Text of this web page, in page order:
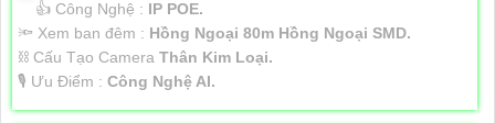
👍 Công Nghệ : IP POE.
🔦 Xem ban đêm : Hồng Ngoại 80m Hồng Ngoại SMD.
⛓ Cấu Tạo Camera Thân Kim Loại.
️🎙 Ưu Điểm : Công Nghệ AI.